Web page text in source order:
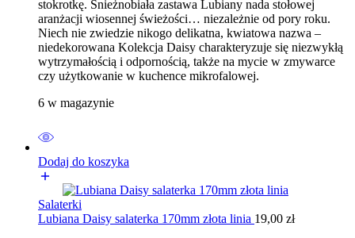
stokrotkę. Śnieżnobiała zastawa Lubiany nada stołowej
aranżacji wiosennej świeżości… niezależnie od pory roku.
Niech nie zwiedzie nikogo delikatna, kwiatowa nazwa –
niedekorowana Kolekcja Daisy charakteryzuje się niezwykłą
wytrzymałością i odpornością, także na mycie w zmywarce
czy użytkowanie w kuchence mikrofalowej.
6 w magazynie
Dodaj do koszyka
Salaterki
Lubiana Daisy salaterka 170mm złota linia 19,00 zł